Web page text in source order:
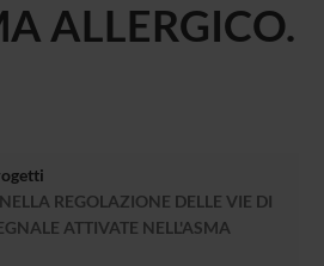
ALLERGICO.
REGOLAZIONE DELLE VIE DI
ATTIVATE NELL'ASMA